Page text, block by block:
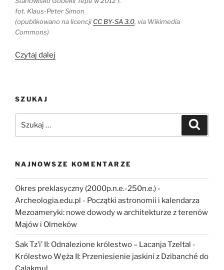
fot. Klaus-Peter Simon
(opublikowano na licencji CC BY-SA 3.0, via Wikimedia
Commons)
Czytaj dalej
opowiada
o
w
Tepe”
SZUKAJ
NAJNOWSZE KOMENTARZE
Okres preklasyczny (2000p.n.e.-250n.e.) -
Archeologia.edu.pl - Początki astronomii i kalendarza
Mezoameryki: nowe dowody w architekturze z terenów
Majów i Olmeków
Sak Tz’i’ II: Odnalezione królestwo – Lacanja Tzeltal -
Królestwo Węża II: Przeniesienie jaskini z Dzibanché do